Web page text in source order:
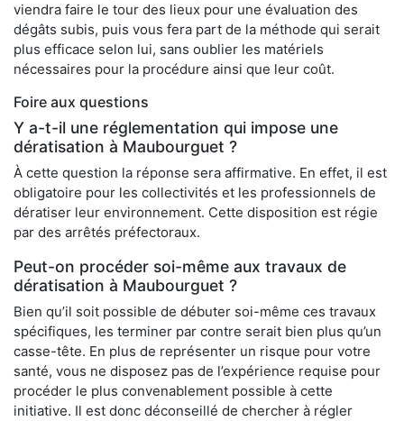
viendra faire le tour des lieux pour une évaluation des
dégâts subis, puis vous fera part de la méthode qui serait
plus efficace selon lui, sans oublier les matériels
nécessaires pour la procédure ainsi que leur coût.
Foire aux questions
Y a-t-il une réglementation qui impose une
dératisation à Maubourguet ?
À cette question la réponse sera affirmative. En effet, il est
obligatoire pour les collectivités et les professionnels de
dératiser leur environnement. Cette disposition est régie
par des arrêtés préfectoraux.
Peut-on procéder soi-même aux travaux de
dératisation à Maubourguet ?
Bien qu’il soit possible de débuter soi-même ces travaux
spécifiques, les terminer par contre serait bien plus qu’un
casse-tête. En plus de représenter un risque pour votre
santé, vous ne disposez pas de l’expérience requise pour
procéder le plus convenablement possible à cette
initiative. Il est donc déconseillé de chercher à régler